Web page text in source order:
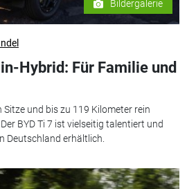
Bildergalerie
Hybrid: Für Familie und
Sitze und bis zu 119 Kilometer rein
BYD Ti 7 ist vielseitig talentiert und
Deutschland erhältlich.